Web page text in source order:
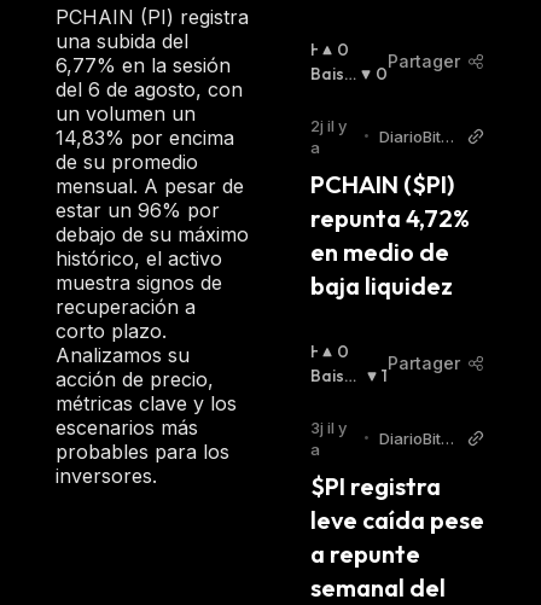
PCHAIN (PI) registra
una subida del
6,77% en la sesión
del 6 de agosto, con
un volumen un
14,83% por encima
de su promedio
mensual. A pesar de
estar un 96% por
debajo de su máximo
histórico, el activo
muestra signos de
recuperación a
corto plazo.
Analizamos su
acción de precio,
métricas clave y los
escenarios más
probables para los
inversores.
H
A
S
S
E
R
0
Baissi
0
Partager
2j il y
a
•
DiarioBitc
PCHAIN ($PI)
repunta 4,72%
en medio de
baja liquidez
H
A
S
S
E
0
Baissi
1
Partager
3j il y
a
•
DiarioBitc
$PI registra
leve caída pese
a repunte
semanal del